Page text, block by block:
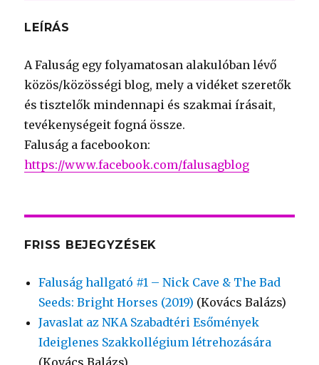
LEÍRÁS
A Faluság egy folyamatosan alakulóban lévő
közös/közösségi blog, mely a vidéket szeretők
és tisztelők mindennapi és szakmai írásait,
tevékenységeit fogná össze.
Faluság a facebookon:
https://www.facebook.com/falusagblog
FRISS BEJEGYZÉSEK
Faluság hallgató #1 – Nick Cave & The Bad
Seeds: Bright Horses (2019) (Kovács Balázs)
Javaslat az NKA Szabadtéri Esőmények
Ideiglenes Szakkollégium létrehozására